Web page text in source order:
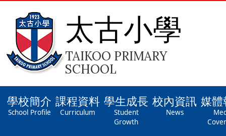
太古小學
TAIKOO PRIMARY
SCHOOL
學校簡介
School Profile
課程資料
Curriculum
學生成長
Student
Growth
校內資訊
News
媒